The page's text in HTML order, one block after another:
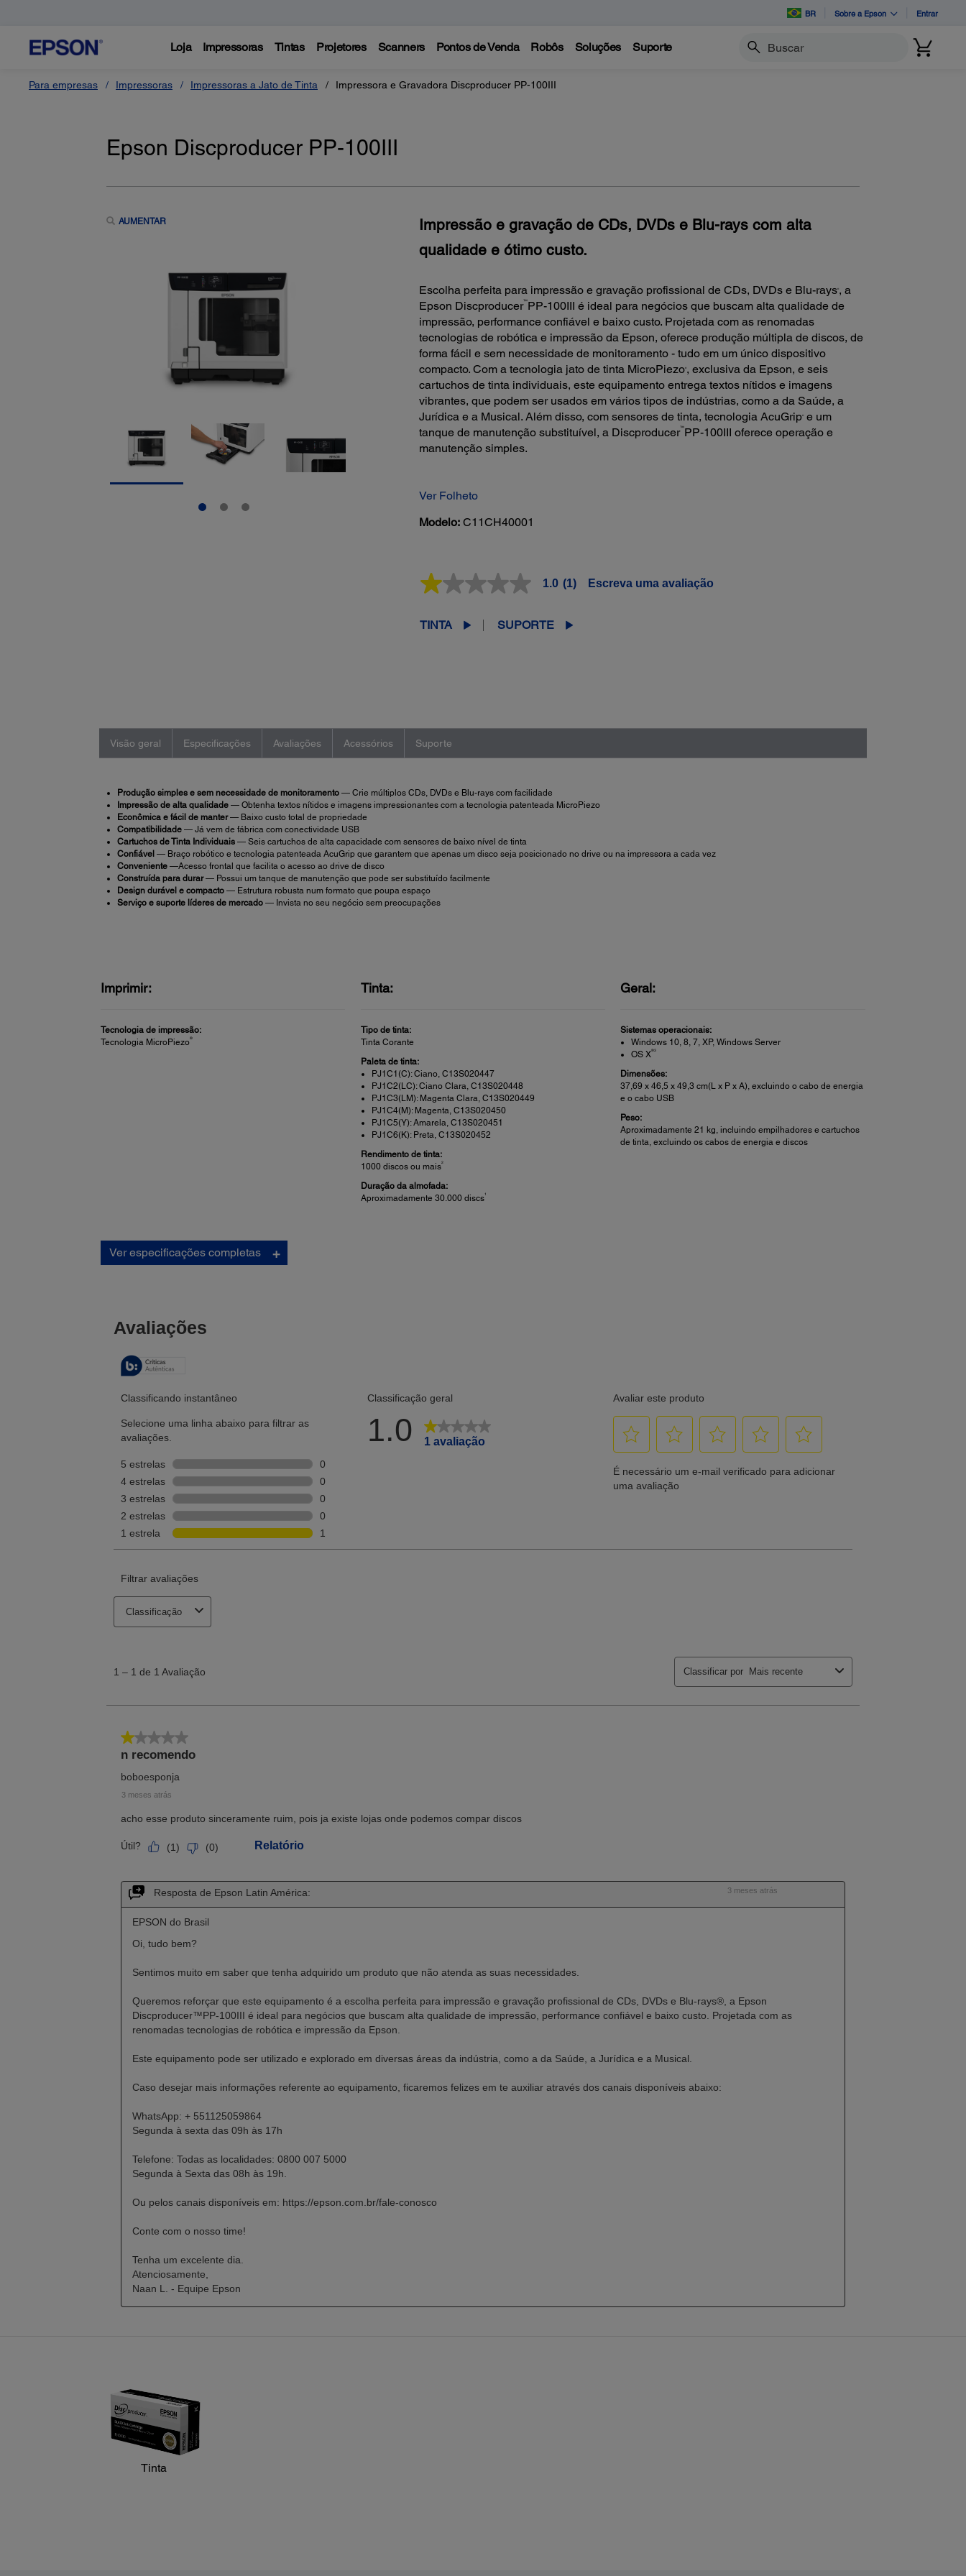
BR Sobre a Epson Entrar
Loja Impressoras Tintas Projetores Scanners Pontos de Venda Robôs Soluções Suporte Buscar
Para empresas Impressoras Impressoras a Jato de Tinta Impressora e Gravadora Discproducer PP-100III
Epson Discproducer PP-100III
AUMENTAR
Impressão e gravação de CDs, DVDs e Blu-rays com alta
qualidade e ótimo custo.
Escolha perfeita para impressão e gravação profissional de CDs, DVDs e Blu-rays®, a
Epson Discproducer™PP-100III é ideal para negócios que buscam alta qualidade de
impressão, performance confiável e baixo custo. Projetada com as renomadas
tecnologias de robótica e impressão da Epson, oferece produção múltipla de discos, de
forma fácil e sem necessidade de monitoramento - tudo em um único dispositivo
compacto. Com a tecnologia jato de tinta MicroPiezo®, exclusiva da Epson, e seis
cartuchos de tinta individuais, este equipamento entrega textos nítidos e imagens
vibrantes, que podem ser usados em vários tipos de indústrias, como a da Saúde, a
Jurídica e a Musical. Além disso, com sensores de tinta, tecnologia AcuGrip®e um
tanque de manutenção substituível, a Discproducer™PP-100III oferece operação e
manutenção simples.
Ver Folheto
Modelo: C11CH40001
1.0
estrelas,
abre
na
mesma
página.
1.0 (1) Escreva uma avaliação
TINTA SUPORTE
Visão geral Especificações Avaliações Acessórios Suporte
Produção simples e sem necessidade de monitoramento— Crie múltiplos CDs, DVDs e Blu-rays com facilidade
Impressão de alta qualidade— Obtenha textos nítidos e imagens impressionantes com a tecnologia patenteada MicroPiezo
Econômica e fácil de manter— Baixo custo total de propriedade
Compatibilidade— Já vem de fábrica com conectividade USB
Cartuchos de Tinta Individuais — Seis cartuchos de alta capacidade com sensores de baixo nível de tinta
Confiável — Braço robótico e tecnologia patenteada AcuGrip que garantem que apenas um disco seja posicionado no drive ou na impressora a cada vez
Conveniente—Acesso frontal que facilita o acesso ao drive de disco
Construída para durar— Possui um tanque de manutenção que pode ser substituído facilmente
Design durável e compacto— Estrutura robusta num formato que poupa espaço
Serviço e suporte líderes de mercado— Invista no seu negócio sem preocupações
Imprimir:
Tecnologia de impressão:
Tecnologia MicroPiezo®
Tinta:
Tipo de tinta:
Tinta Corante
Paleta de tinta:
PJ1C1(C): Ciano, C13S020447
PJ1C2(LC): Ciano Clara, C13S020448
PJ1C3(LM): Magenta Clara, C13S020449
PJ1C4(M): Magenta, C13S020450
PJ1C5(Y): Amarela, C13S020451
PJ1C6(K): Preta, C13S020452
Rendimento de tinta:
1000 discos ou mais2
Duração da almofada:
Aproximadamente 30.000 discs1
Geral:
Sistemas operacionais:
Windows 10, 8, 7, XP, Windows Server
OS X®3
Dimensões:
37,69 x 46,5 x 49,3 cm(L x P x A), excluindo o cabo de energia
e o cabo USB
Peso:
Aproximadamente 21 kg, incluindo empilhadores e cartuchos
de tinta, excluindo os cabos de energia e discos
Velocidade de impressão:
CD: até 30 discos/hora
DVD: até 15 discos/hora
Blu-ray: até 8,5 discos/hora
Modos de publicação:
monitoramento. Modo Lote até 50 CDs / DVDs / Blu-rays sem
Velocidade de gravação:
DVD-R, DVD+R: Máxima 12x
DVD-R DL, DVD+R DL: Máxima 8x
Detalhes da Impressora:
Interfaces:
USB 3.0 (Alta Velocidade)
Ver especificações completas
Tinta